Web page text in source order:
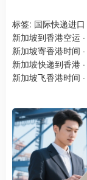
标签: 国际快递进口
新加坡到香港空运 ·
新加坡寄香港时间 ·
新加坡快递到香港 ·
新加坡飞香港时间 ·